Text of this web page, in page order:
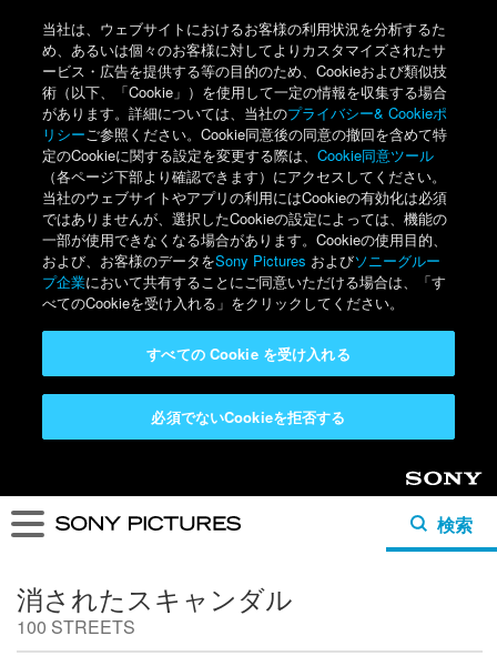
当社は、ウェブサイトにおけるお客様の利用状況を分析するた
め、あるいは個々のお客様に対してよりカスタマイズされたサ
ービス・広告を提供する等の目的のため、Cookieおよび類似技
術（以下、「Cookie」）を使用して一定の情報を収集する場合
があります。詳細については、当社のプライバシー& Cookieポ
リシーご参照ください。Cookie同意後の同意の撤回を含めて特
定のCookieに関する設定を変更する際は、Cookie同意ツール
（各ページ下部より確認できます）にアクセスしてください。
当社のウェブサイトやアプリの利用にはCookieの有効化は必須
ではありませんが、選択したCookieの設定によっては、機能の
一部が使用できなくなる場合があります。Cookieの使用目的、
および、お客様のデータをSony Pictures およびソニーグルー
プ企業において共有することにご同意いただける場合は、「す
べてのCookieを受け入れる」をクリックしてください。
必須でないCookieを拒否する
すべての Cookie を受け入れる
Sony
検索
消されたスキャンダル
100 STREETS